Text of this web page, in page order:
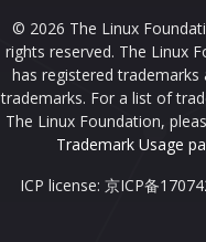
© 2026 The Linux
rights reserved. The Linux
has registered trademarks
trademarks. For a list of
The Linux Foundation,
Trademark Usage
ICP license: 京ICP备